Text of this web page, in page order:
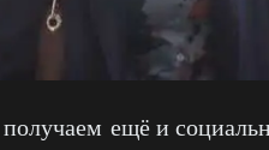
ещё и